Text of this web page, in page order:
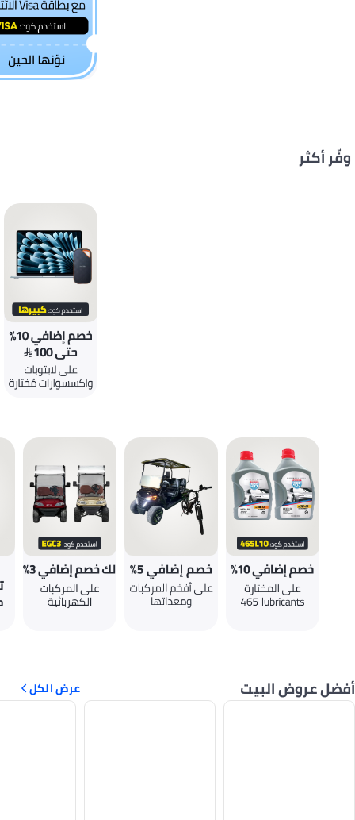
وفّر أكثر
أفضل عروض البيت عرض الكل